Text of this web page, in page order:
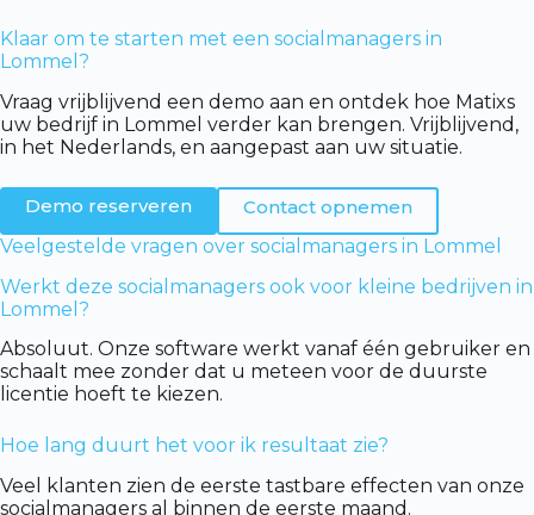
Klaar om te starten met een socialmanagers in
Lommel?
Vraag vrijblijvend een demo aan en ontdek hoe Matixs
uw bedrijf in Lommel verder kan brengen. Vrijblijvend,
in het Nederlands, en aangepast aan uw situatie.
Demo reserveren
Contact opnemen
Veelgestelde vragen over socialmanagers in Lommel
Werkt deze socialmanagers ook voor kleine bedrijven in
Lommel?
Absoluut. Onze software werkt vanaf één gebruiker en
schaalt mee zonder dat u meteen voor de duurste
licentie hoeft te kiezen.
Hoe lang duurt het voor ik resultaat zie?
Veel klanten zien de eerste tastbare effecten van onze
socialmanagers al binnen de eerste maand.